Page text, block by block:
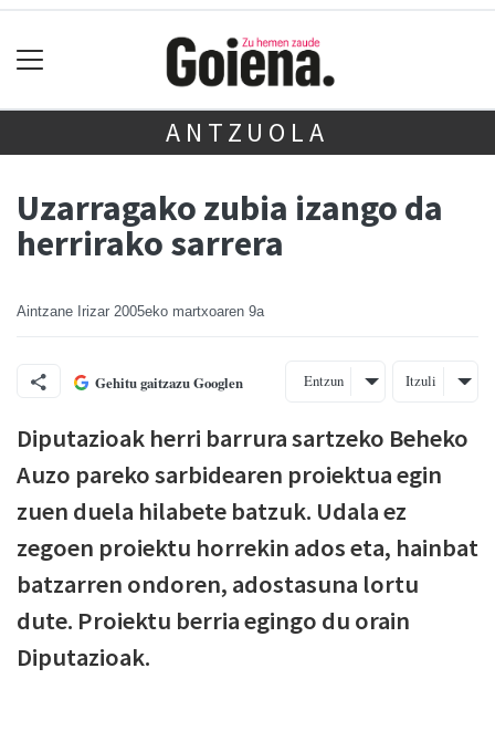
ANTZUOLA
Uzarragako zubia izango da
herrirako sarrera
Aintzane Irizar 2005eko martxoaren 9a
Gehitu gaitzazu Googlen Entzun Itzuli
Diputazioak herri barrura sartzeko Beheko
Auzo pareko sarbidearen proiektua egin
zuen duela hilabete batzuk. Udala ez
zegoen proiektu horrekin ados eta, hainbat
batzarren ondoren, adostasuna lortu
dute. Proiektu berria egingo du orain
Diputazioak.